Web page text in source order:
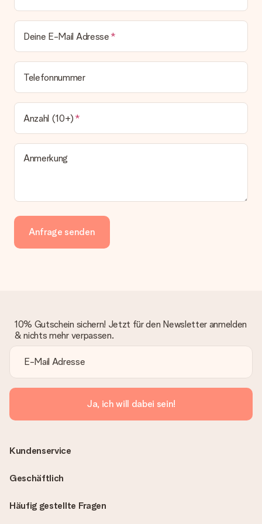
Deine E-Mail Adresse
Telefonnummer
Anzahl (10+)
Anmerkung
Anfrage senden
10% Gutschein sichern! Jetzt für den Newsletter anmelden
& nichts mehr verpassen.
Ja, ich will dabei sein!
Häufig gestellte Fragen
Kundenservice
Geschäftlich